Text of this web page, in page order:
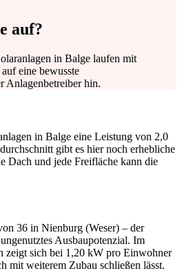
auf?
in Balge laufen mit
eine bewusste
Anlagenbetreiber hin.
in Balge eine Leistung von 2,0
gibt es hier noch erhebliche
Dach und jede Freifläche kann die
36 in Nienburg (Weser) – der
Ausbaupotenzial. Im
zeigt sich bei 1,20 kW pro Einwohner
mit weiterem Zubau schließen lässt.